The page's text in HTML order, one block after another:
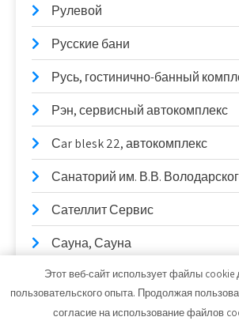
Рулевой
Русские бани
Русь, гостинично-банный
Рэн, сервисный автокомплекс
Сar blesk 22, автокомплекс
Санаторий им. В.В.
Сателлит Сервис
Сауна, Сауна
Сауны Питера,
СевАвтоСтекло
Этот веб-сайт использует файлы
пользовательского опыта. Продолжая
согласие на использование файлов